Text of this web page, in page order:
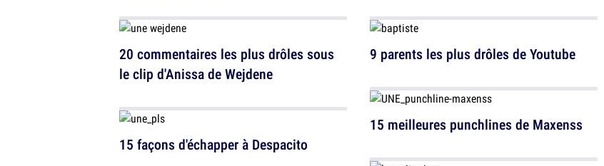
20 commentaires les plus drôles sous
le clip d'Anissa de Wejdene
15 façons d'échapper à Despacito
9 parents les plus drôles de Youtube
15 meilleures punchlines de Maxenss